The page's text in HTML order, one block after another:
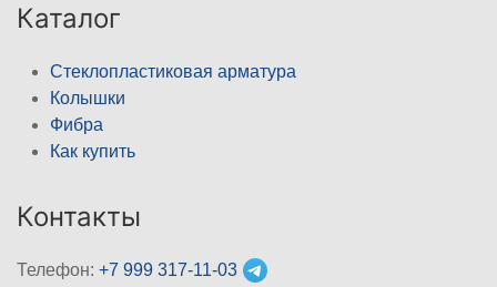
Каталог
Стеклопластиковая арматура
Колышки
Фибра
Как купить
Контакты
Телефон: +7 999 317-11-03